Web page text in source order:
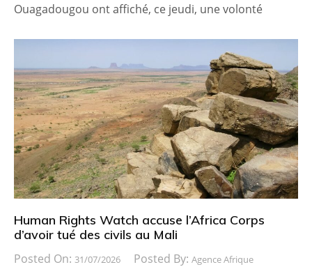
Ouagadougou ont affiché, ce jeudi, une volonté
Human Rights Watch accuse l’Africa Corps
d’avoir tué des civils au Mali
Posted On: 31/07/2026 Posted By: Agence Afrique